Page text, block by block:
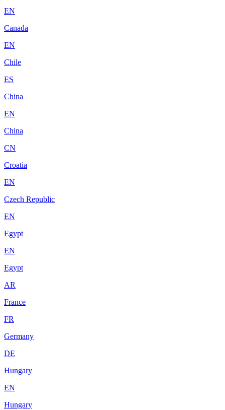
EN
Canada
EN
Chile
ES
China
EN
China
CN
Croatia
EN
Czech Republic
EN
Egypt
EN
Egypt
AR
France
FR
Germany
DE
Hungary
EN
Hungary